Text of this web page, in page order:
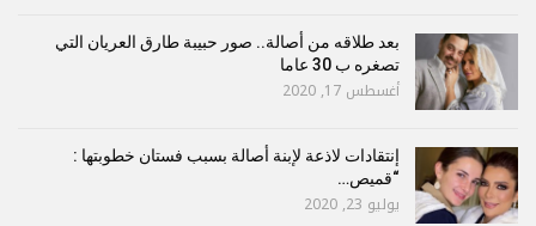
بعد طلاقه من أصالة.. صور حبيبة طارق العريان التي
تصغره ب 30 عاما
أغسطس 17, 2020
إنتقادات لاذعة لإبنة أصالة بسبب فستان خطوبتها :
“قميص…
يوليو 23, 2020